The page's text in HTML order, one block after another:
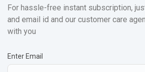
For hassle-free instant subscription,
and email id and our customer care
with you
Enter Email